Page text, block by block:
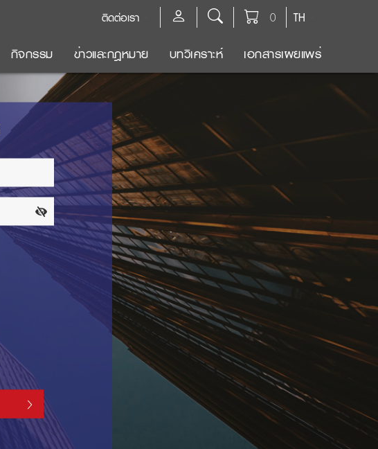
TH
0
ติดต่อเรา
กิจกรรม ข่าวและกฎหมาย บทวิเคราะห์ เอกสารเผยแพร่